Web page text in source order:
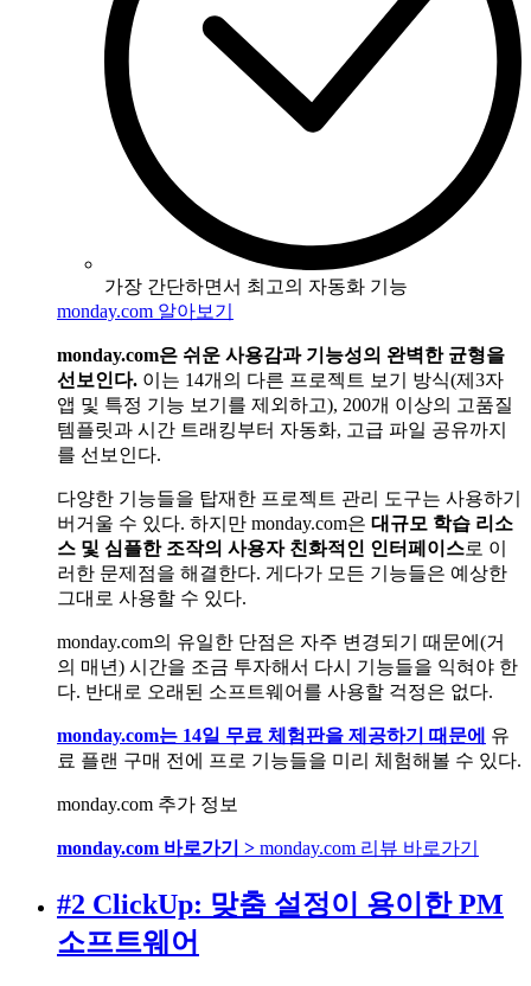
가장 간단하면서 최고의 자동화 기능
monday.com 알아보기
monday.com은 쉬운 사용감과 기능성의 완벽한 균형을
선보인다. 이는 14개의 다른 프로젝트 보기 방식(제3자
앱 및 특정 기능 보기를 제외하고), 200개 이상의 고품질
템플릿과 시간 트래킹부터 자동화, 고급 파일 공유까지
를 선보인다.
다양한 기능들을 탑재한 프로젝트 관리 도구는 사용하기
버거울 수 있다. 하지만 monday.com은 대규모 학습 리소
스 및 심플한 조작의 사용자 친화적인 인터페이스로 이
러한 문제점을 해결한다. 게다가 모든 기능들은 예상한
그대로 사용할 수 있다.
monday.com의 유일한 단점은 자주 변경되기 때문에(거
의 매년) 시간을 조금 투자해서 다시 기능들을 익혀야 한
다. 반대로 오래된 소프트웨어를 사용할 걱정은 없다.
monday.com는 14일 무료 체험판을 제공하기 때문에
유
료 플랜 구매 전에 프로 기능들을 미리 체험해볼 수 있다.
monday.com 추가 정보
monday.com 바로가기 > monday.com 리뷰 바로가기
#2 ClickUp: 맞춤 설정이 용이한 PM
소프트웨어